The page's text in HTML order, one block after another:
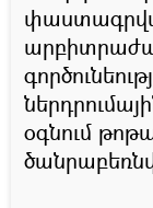
օգնում